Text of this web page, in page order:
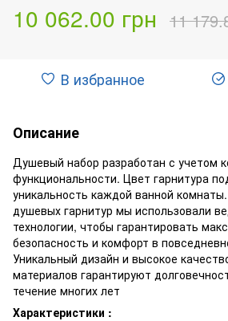
10 062.00 грн 11
В избранное
Описание
Душевый набор разработан с учетом
функциональности. Цвет гарнитура
уникальность каждой ванной
душевых гарнитур мы использовали
технологии, чтобы гарантировать
безопасность и комфорт в
Уникальный дизайн и высокое
материалов гарантируют
течение многих лет
Характеристики :